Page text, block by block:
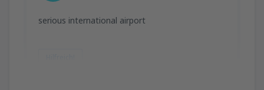
serious international airport